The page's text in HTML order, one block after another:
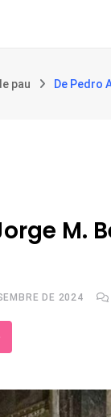
pau De Pedro
M.
DE 2024